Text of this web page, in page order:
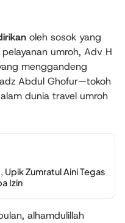
oleh sosok yang
umroh, Adv H
menggandeng
Abdul Ghofur—tokoh
dunia travel umroh
Zumratul Aini Tegas
Izin
alhamdulillah